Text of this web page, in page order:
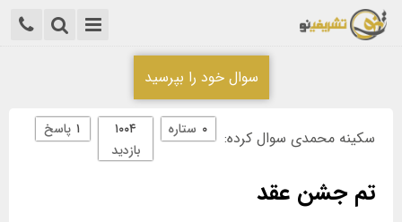
سوال خود را بپرسید
سکینه محمدی سوال کرده: ۱ پاسخ
۱۰۰۴
بازدید
۰ ستاره
تم جشن عقد